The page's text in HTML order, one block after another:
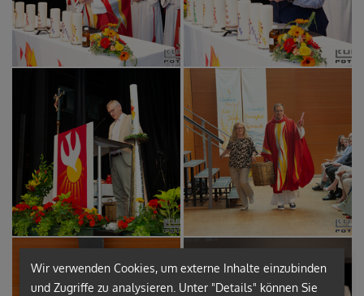
Wir verwenden Cookies, um externe Inhalte einzubinden
und Zugriffe zu analysieren. Unter "Details" können Sie